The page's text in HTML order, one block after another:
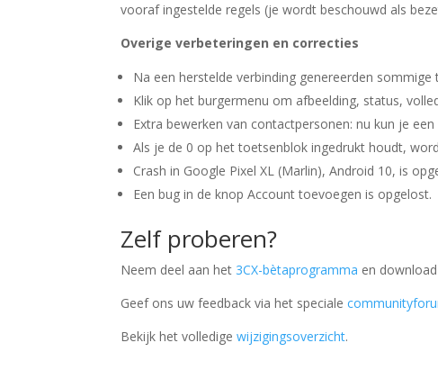
vooraf ingestelde regels (je wordt beschouwd als
Overige verbeteringen en correcties
Na een herstelde verbinding genereerden
Klik op het burgermenu om afbeelding, status,
Extra bewerken van contactpersonen: nu kun je
Als je de 0 op het toetsenblok ingedrukt houdt,
Crash in Google Pixel XL (Marlin), Android 10, is
Een bug in de knop Account toevoegen is opgelost.
Zelf proberen?
Neem deel aan het 3CX-bètaprogramma en
Geef ons uw feedback via het speciale
Bekijk het volledigewijzigingsoverzicht.